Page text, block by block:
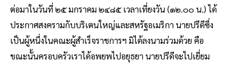
ต่อมาในวันที่ ๒๕ มกราคม ๒๔๘๕ เวลาเที่ยงวัน (๑๒.๐๐ น.) ได้
ประกาศสงครามกับบริเตนใหญ่และสหรัฐอเมริกา นายปรีดีซึ่ง
เป็นผู้หนึ่งในคณะผู้สำเร็จราชการฯ มิได้ลงนามร่วมด้วย คือ
ขณะนั้นครอบครัวเราได้อพยพไปอยุธยา นายปรีดีจะไปเยี่ยม